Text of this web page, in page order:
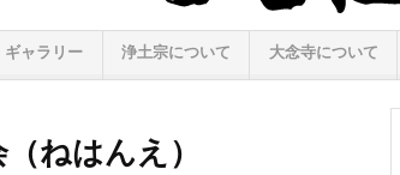
ギャラリー 浄土宗について 大念寺について
ねはんえ）